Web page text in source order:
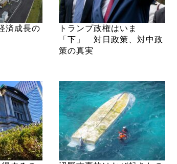
済成長の
トランプ政権はいま
「下」 対日政策、対中政
策の真実